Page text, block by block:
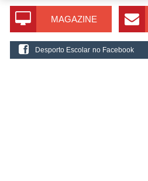
MAGAZINE
Desporto Escolar no Facebook